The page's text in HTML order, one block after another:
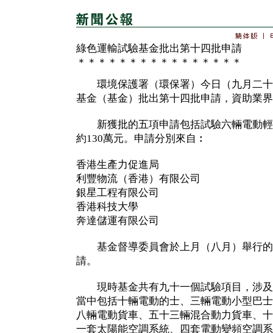
綠色運輸試驗基金批出第十四批申請
＊＊＊＊＊＊＊＊＊＊＊＊＊＊＊＊
環境保護署（環保署）今日（九月二十
基金（基金）批出第十四批申請，資助業
新獲批的五項申請包括試驗六輛電動輕
約130萬元。申請分別來自︰
香港生產力促進局
利豐物流（香港）有限公司
銀星工程有限公司
香港科技大學
奔達儲運有限公司
基金督導委員會於上月（八月）舉行的
請。
現時基金共有九十一個試驗項目，涉及
當中包括十輛電動的士、三輛電動小型巴
八輛電動貨車、五十三輛混合動力貨車、
一套太陽能空調系統、四套電動變頻空調